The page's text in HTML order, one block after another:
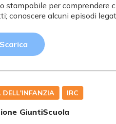
stampabile per comprendere
conoscere alcuni episodi
Scarica
DELL'INFANZIA IRC
GiuntiScuola